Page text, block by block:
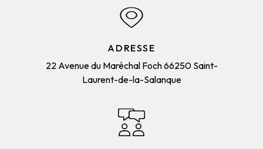
ADRESSE
22 Avenue du Maréchal Foch66250 Saint-
Laurent-de-la-Salanque